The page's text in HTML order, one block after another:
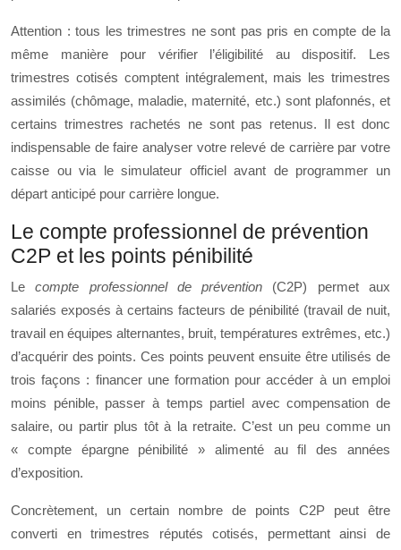
Attention : tous les trimestres ne sont pas pris en compte de la
même manière pour vérifier l’éligibilité au dispositif. Les
trimestres cotisés comptent intégralement, mais les trimestres
assimilés (chômage, maladie, maternité, etc.) sont plafonnés, et
certains trimestres rachetés ne sont pas retenus. Il est donc
indispensable de faire analyser votre relevé de carrière par votre
caisse ou via le simulateur officiel avant de programmer un
départ anticipé pour carrière longue.
Le compte professionnel de prévention
C2P et les points pénibilité
Lecompte professionnel de prévention (C2P) permet aux
salariés exposés à certains facteurs de pénibilité (travail de nuit,
travail en équipes alternantes, bruit, températures extrêmes, etc.)
d’acquérir des points. Ces points peuvent ensuite être utilisés de
trois façons : financer une formation pour accéder à un emploi
moins pénible, passer à temps partiel avec compensation de
salaire, ou partir plus tôt à la retraite. C’est un peu comme un
« compte épargne pénibilité » alimenté au fil des années
d’exposition.
Concrètement, un certain nombre de points C2P peut être
converti en trimestres réputés cotisés, permettant ainsi de